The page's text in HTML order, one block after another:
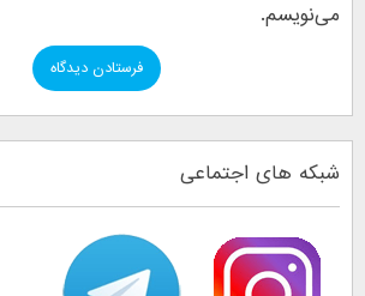
می‌نویسم.
شبکه های اجتماعی